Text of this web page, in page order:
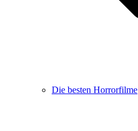
Die besten Horrorfilme